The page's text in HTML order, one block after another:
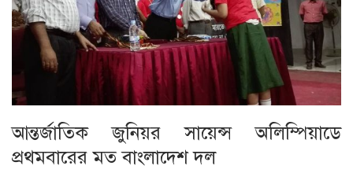
আন্তর্জাতিক জুনিয়র সায়েন্স অলিম্পিয়াডে
প্রথমবারের মত বাংলাদেশ দল